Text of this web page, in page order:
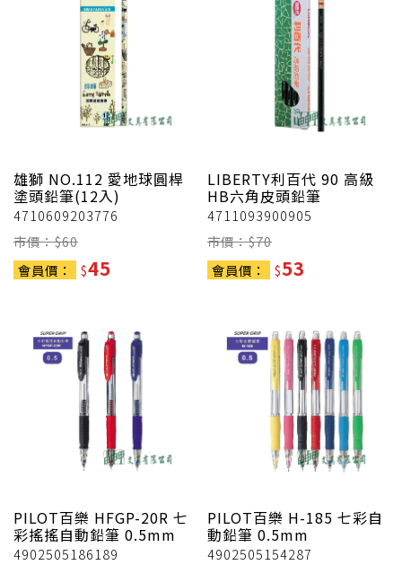
雄獅 NO.112 愛地球圓桿
塗頭鉛筆(12入)
4710609203776
市價：$60
會員價：
$45
LIBERTY利百代 90 高級
HB六角皮頭鉛筆
4711093900905
市價：$70
會員價：
$53
PILOT百樂 HFGP-20R 七
彩搖搖自動鉛筆 0.5mm
4902505186189
PILOT百樂 H-185 七彩自
動鉛筆 0.5mm
4902505154287